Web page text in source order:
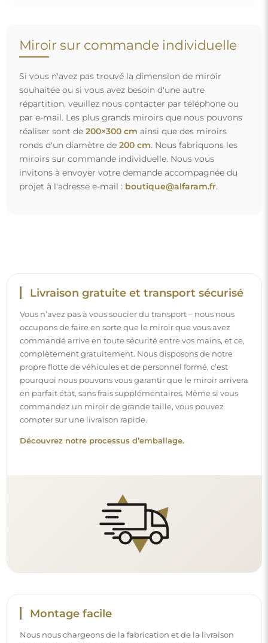
Livraison gratuite et transport sécurisé
Vous n’avez pas à vous soucier du transport – nous nous
occupons de faire en sorte que le miroir que vous avez
commandé arrive en toute sécurité entre vos mains, et ce,
complètement gratuitement. Nous disposons de notre
propre flotte de véhicules et de personnel formé, c’est
pourquoi nous pouvons vous garantir que le miroir arrivera
en parfait état, sans frais supplémentaires. Même si vous
commandez un miroir de grande taille, vous pouvez
compter sur une livraison rapide.
Montage facile
Nous nous chargeons de la fabrication et de la livraison
des miroirs, tandis que l’installation est à votre
responsabilité. Étant donné les particularités de chaque
standards. Cela vous offre la liberté de sélectionner les
Lire notre guide d’installation pas à pas.